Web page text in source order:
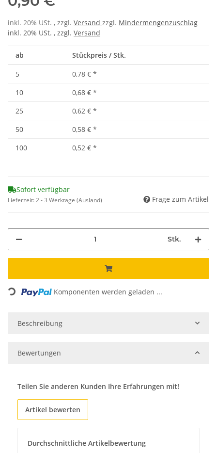
inkl. 20% USt. , zzgl. Versand zzgl. Mindermengenzuschlag
inkl. 20% USt. , zzgl. Versand
ab Stückpreis / Stk.
5 0,78 € *
10
0,68 € *
25
0,62 € *
50
0,58 € *
100
0,52 € *
Sofort verfügbar
Lieferzeit:2 - 3 Werktage (Ausland) Frage zum Artikel
Stk.
Loading... Komponenten werden geladen ...
Beschreibung
Bewertungen
Durchschnittliche Artikelbewertung
Teilen Sie anderen Kunden Ihre Erfahrungen mit!
Artikel bewerten